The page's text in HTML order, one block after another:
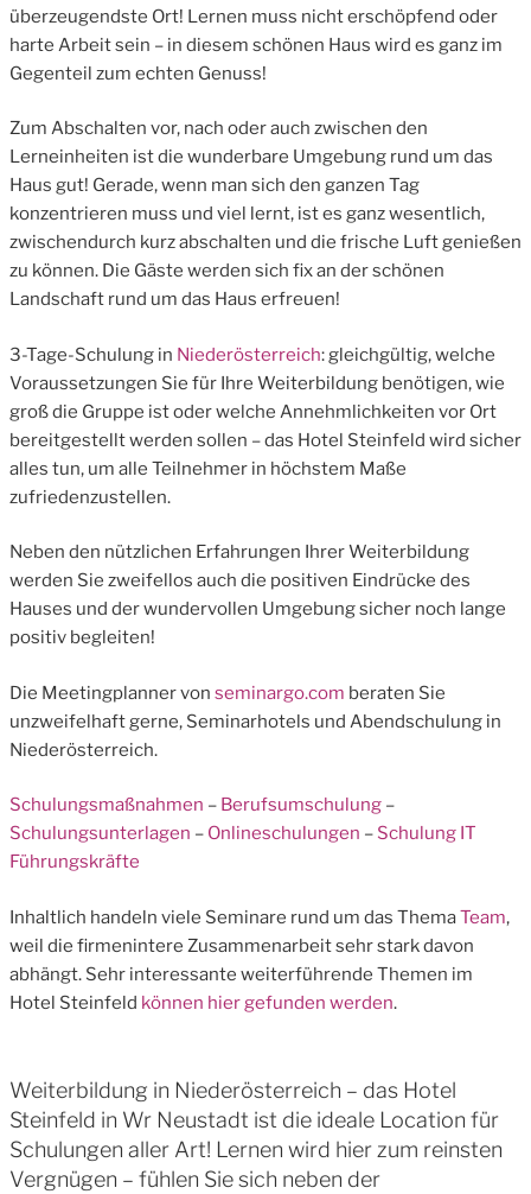
überzeugendste Ort! Lernen muss nicht erschöpfend oder
harte Arbeit sein – in diesem schönen Haus wird es ganz im
Gegenteil zum echten Genuss!
Zum Abschalten vor, nach oder auch zwischen den
Lerneinheiten ist die wunderbare Umgebung rund um das
Haus gut! Gerade, wenn man sich den ganzen Tag
konzentrieren muss und viel lernt, ist es ganz wesentlich,
zwischendurch kurz abschalten und die frische Luft genießen
zu können. Die Gäste werden sich fix an der schönen
Landschaft rund um das Haus erfreuen!
3-Tage-Schulung in Niederösterreich: gleichgültig, welche
Voraussetzungen Sie für Ihre Weiterbildung benötigen, wie
groß die Gruppe ist oder welche Annehmlichkeiten vor Ort
bereitgestellt werden sollen – das Hotel Steinfeld wird sicher
alles tun, um alle Teilnehmer in höchstem Maße
zufriedenzustellen.
Neben den nützlichen Erfahrungen Ihrer Weiterbildung
werden Sie zweifellos auch die positiven Eindrücke des
Hauses und der wundervollen Umgebung sicher noch lange
positiv begleiten!
Die Meetingplanner von seminargo.com beraten Sie
unzweifelhaft gerne, Seminarhotels und Abendschulung in
Niederösterreich.
Schulungsmaßnahmen – Berufsumschulung –
Schulungsunterlagen – Onlineschulungen – Schulung IT
Führungskräfte
Inhaltlich handeln viele Seminare rund um das ThemaTeam,
weil die firmenintere Zusammenarbeit sehr stark davon
abhängt. Sehr interessante weiterführende Themen im
Hotel Steinfeld können hier gefunden werden.
Weiterbildung in Niederösterreich – das Hotel
Steinfeld in Wr Neustadt ist die ideale Location für
Schulungen aller Art! Lernen wird hier zum reinsten
Vergnügen – fühlen Sie sich neben der